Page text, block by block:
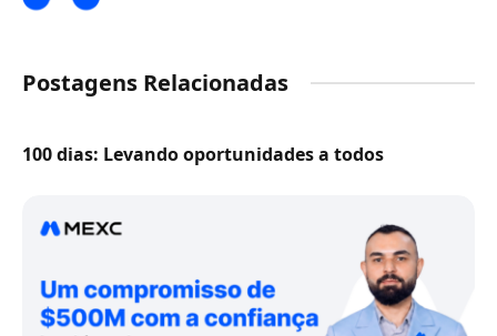
Postagens Relacionadas
100 dias: Levando oportunidades a todos